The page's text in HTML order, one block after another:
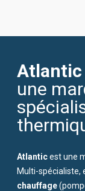
Atlantic
Atlantic
chauffage